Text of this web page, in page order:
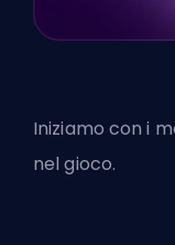
Iniziamo con i
nel gioco.